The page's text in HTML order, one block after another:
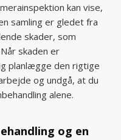
kan vise,
samling er gledet fra
skader, som
skaden er
planlægge den rigtige
og undgå, at du
alene.
og en